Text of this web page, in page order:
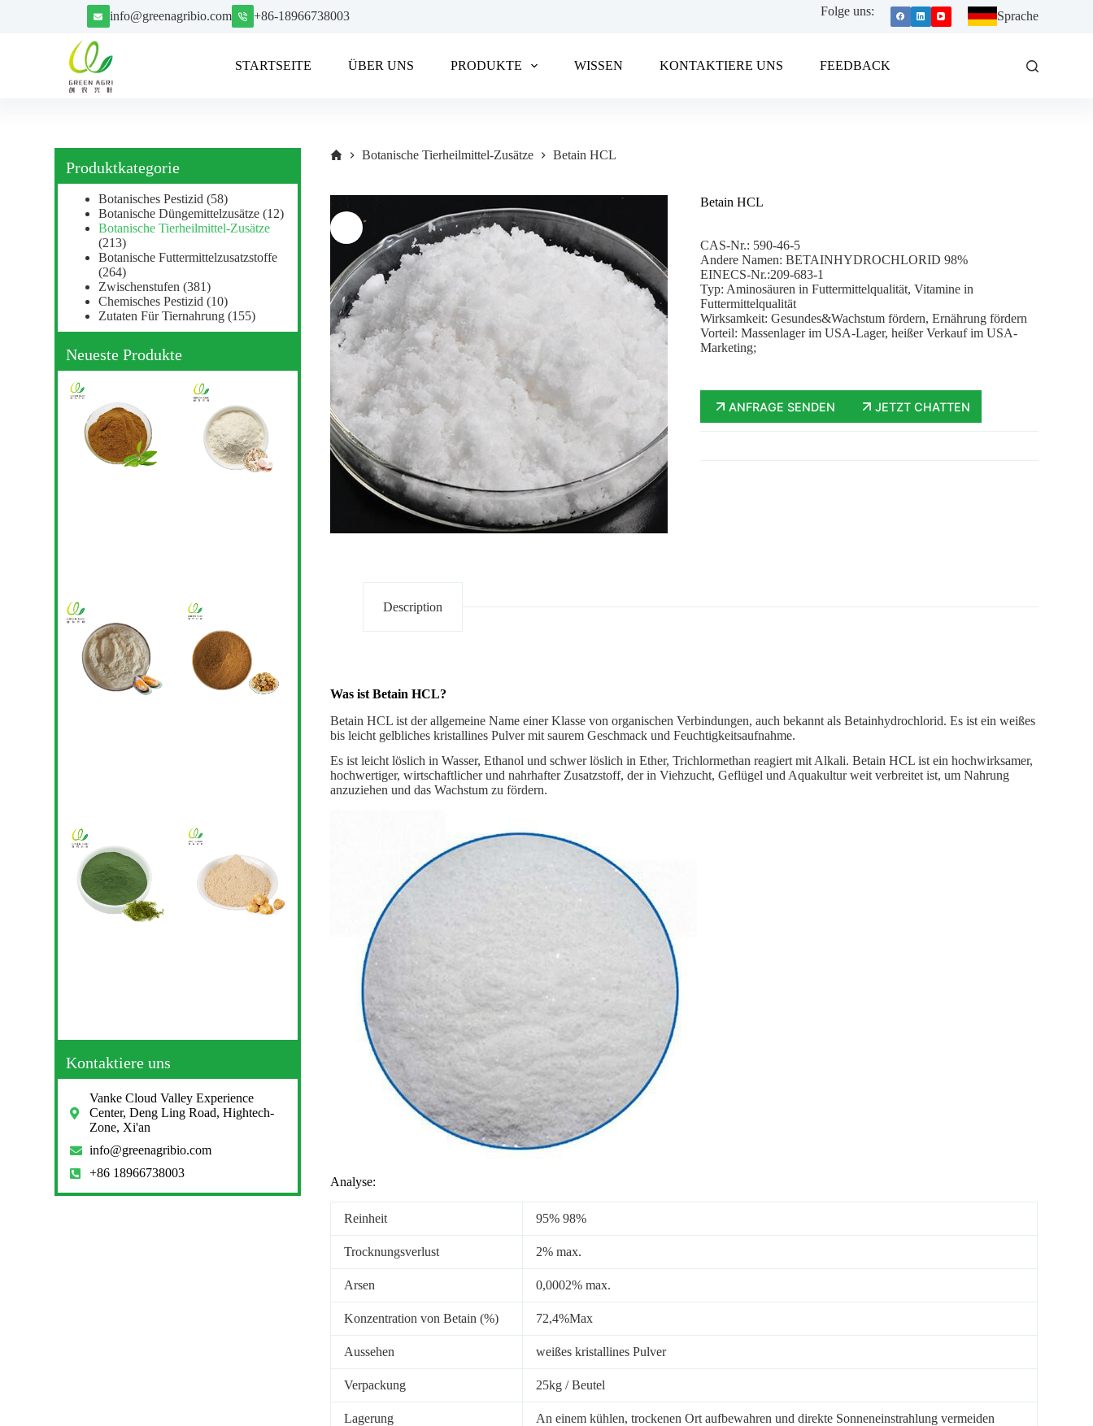
info@greenagribio.com +86-18966738003 Folge uns: Sprache
STARTSEITE ÜBER UNS PRODUKTE WISSEN KONTAKTIERE UNS FEEDBACK
Botanische Tierheilmittel-Zusätze Betain HCL
Betain HCL
CAS-Nr.: 590-46-5
Andere Namen: BETAINHYDROCHLORID 98%
EINECS-Nr.:209-683-1
Typ: Aminosäuren in Futtermittelqualität, Vitamine in
Futtermittelqualität
Wirksamkeit: Gesundes&Wachstum fördern, Ernährung fördern
Vorteil: Massenlager im USA-Lager, heißer Verkauf im USA-
Marketing;
ANFRAGE SENDEN JETZT CHATTEN
Description
Was ist Betain HCL?
Betain HCL ist der allgemeine Name einer Klasse von organischen Verbindungen, auch bekannt als Betainhydrochlorid. Es ist ein weißes
bis leicht gelbliches kristallines Pulver mit saurem Geschmack und Feuchtigkeitsaufnahme.
Es ist leicht löslich in Wasser, Ethanol und schwer löslich in Ether, Trichlormethan reagiert mit Alkali. Betain HCL ist ein hochwirksamer,
hochwertiger, wirtschaftlicher und nahrhafter Zusatzstoff, der in Viehzucht, Geflügel und Aquakultur weit verbreitet ist, um Nahrung
anzuziehen und das Wachstum zu fördern.
Analyse:
Reinheit 95% 98%
Trocknungsverlust 2% max.
Arsen 0,0002% max.
Konzentration von Betain (%) 72,4%Max
Aussehen weißes kristallines Pulver
Verpackung 25kg / Beutel
Lagerung An einem kühlen, trockenen Ort aufbewahren und direkte Sonneneinstrahlung vermeiden
Produktkategorie
Botanisches Pestizid (58)
Botanische Düngemittelzusätze (12)
Botanische Tierheilmittel-Zusätze
(213)
Botanische Futtermittelzusatzstoffe
(264)
Zwischenstufen (381)
Chemisches Pestizid (10)
Zutaten Für Tiernahrung (155)
Neueste Produkte
Kontaktiere uns
Vanke Cloud Valley Experience
Center, Deng Ling Road, Hightech-
Zone, Xi'an
info@greenagribio.com
+86 18966738003